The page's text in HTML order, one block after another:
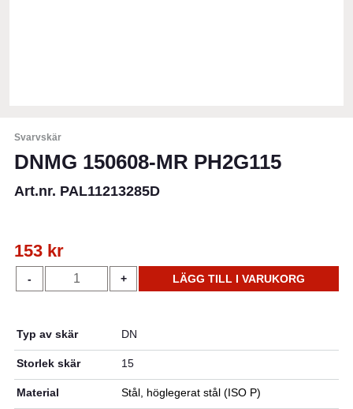
Svarvskär
DNMG 150608-MR PH2G115
Art.nr. PAL11213285D
153 kr
-
DNMG
150608-
+ LÄGG TILL I VARUKORG
Typ av skär DN
Storlek skär 15
Material Stål, höglegerat stål (ISO P)